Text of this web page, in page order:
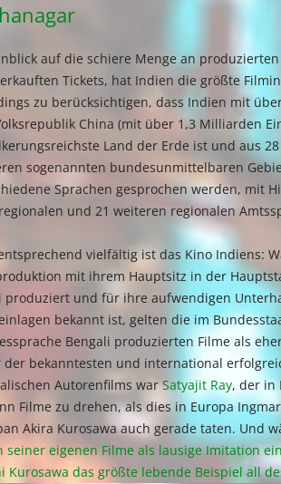
auf die schiere Menge an
Tickets, hat Indien die größte
zu berücksichtigen, dass Indien mit
China (mit über 1,3 Milliarden
Land der Erde ist und aus
sogenannten bundesunmittelbaren
Sprachen gesprochen werden, mit
und 21 weiteren regionalen
vielfältig ist das Kino Indiens:
mit ihrem Hauptsitz in der
produziert und für ihre aufwendigen
bekannt ist, gelten die im
Bengali produzierten Filme als
der bekanntesten und international
Autorenfilms warSatyajit Ray, der in
Filme zu drehen, als dies in Europa
Akira Kurosawa auch gerade taten. Und
seiner eigenen Filme als lausige Imitation
Kurosawa das größte lebende Beispiel all